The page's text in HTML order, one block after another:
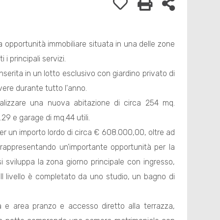
opportunità immobiliare situata in una delle zone
i principali servizi.
in un lotto esclusivo con giardino privato di
durante tutto l'anno.
una nuova abitazione di circa 254 mq.
e garage di mq.44 utili.
un importo lordo di circa € 608.000,00, oltre ad
un'importante opportunità per la
la zona giorno principale con ingresso,
livello è completato da uno studio, un bagno di
e area pranzo e accesso diretto alla terrazza,